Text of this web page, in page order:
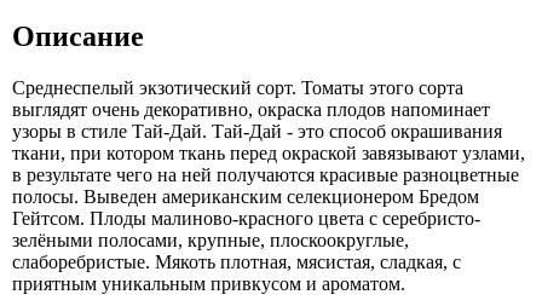
Описание
Среднеспелый экзотический сорт. Томаты этого сорта
выглядят очень декоративно, окраска плодов напоминает
узоры в стиле Тай-Дай. Тай-Дай - это способ окрашивания
ткани, при котором ткань перед окраской завязывают узлами,
в результате чего на ней получаются красивые разноцветные
полосы. Выведен американским селекционером Бредом
Гейтсом. Плоды малиново-красного цвета с серебристо-
зелёными полосами, крупные, плоскоокруглые,
слаборебристые. Мякоть плотная, мясистая, сладкая, с
приятным уникальным привкусом и ароматом.